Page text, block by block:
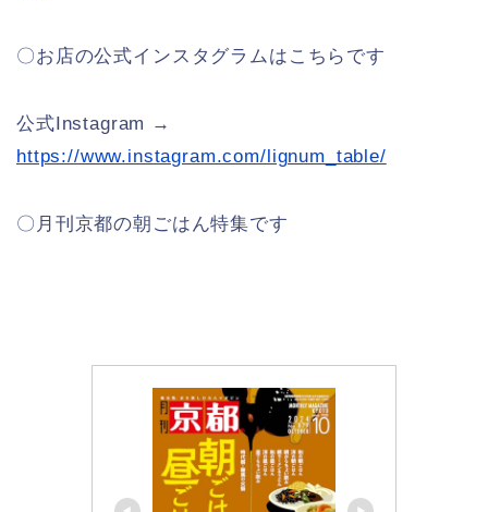
〇お店の公式インスタグラムはこちらです
公式Instagram →
https://www.instagram.com/lignum_table/
〇月刊京都の朝ごはん特集です